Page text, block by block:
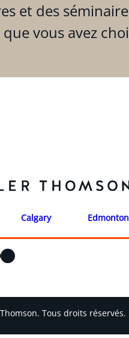
et des
vous avez
Calgary Edmonton
YouTube
Tous droits réservés.